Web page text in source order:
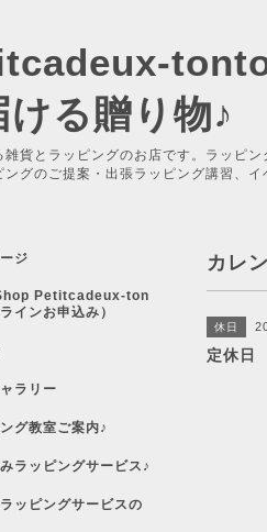
ける贈り物♪
雑貨とラッピングのお店です。ラッピ
ングのご提案・出張ラッピング講習、
カレ
休日
定休日
ジ
Petitcadeux-ton
インお申込み）
ラリー
グ教室ご案内♪
ラッピングサービス♪
ッピングサービスの